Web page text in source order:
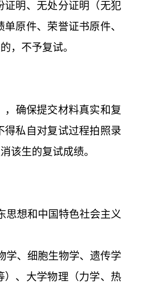
证明、无处分证明（无犯
原件、荣誉证书原件、
，不予复试。
确保提交材料真实和复
私自对复试过程拍照录
该生的复试成绩。
思想和中国特色社会主义
学、细胞生物学、遗传学
）、大学物理（力学、热